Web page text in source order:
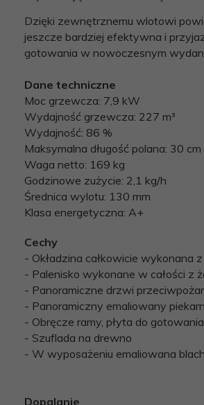
Dzięki zewnętrznemu wlotowi
jeszcze bardziej efektywna i
gotowania w nowoczesnym
Dane techniczne
Moc grzewcza: 7,9 kW
Wydajność grzewcza: 227 m³
Wydajność: 86 %
Maksymalna długość polana: 30 cm
Waga netto: 169 kg
Godzinowe zużycie: 2,1 kg/h
Średnica wylotu: 130 mm
Klasa energetyczna: A+
Cechy
- Okładzina całkowicie wykonana
- Palenisko wykonane w całości z
- Panoramiczne drzwi
- Panoramiczny emaliowany
- Obręcze ramy, płyta do
- Szuflada na drewno
- W wyposażeniu emaliowana
Dopalanie